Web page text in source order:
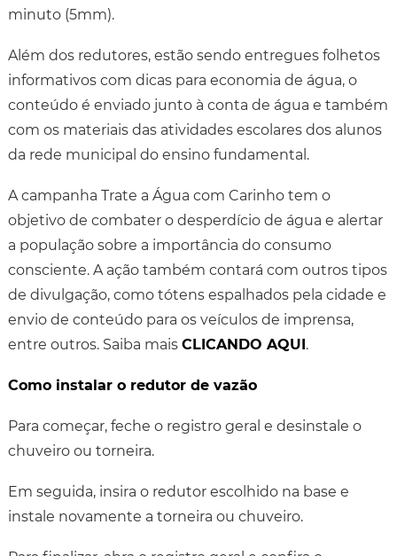
minuto (5mm).
Além dos redutores, estão sendo entregues folhetos
informativos com dicas para economia de água, o
conteúdo é enviado junto à conta de água e também
com os materiais das atividades escolares dos alunos
da rede municipal do ensino fundamental.
A campanha Trate a Água com Carinho tem o
objetivo de combater o desperdício de água e alertar
a população sobre a importância do consumo
consciente. A ação também contará com outros tipos
de divulgação, como tótens espalhados pela cidade e
envio de conteúdo para os veículos de imprensa,
entre outros. Saiba mais CLICANDO AQUI.
Como instalar o redutor de vazão
Para começar, feche o registro geral e desinstale o
chuveiro ou torneira.
Em seguida, insira o redutor escolhido na base e
instale novamente a torneira ou chuveiro.